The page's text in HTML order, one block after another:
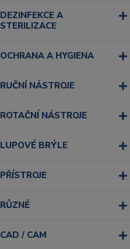
DEZINFEKCE A
STERILIZACE
OCHRANA A HYGIENA
RUČNÍ NÁSTROJE
ROTAČNÍ NÁSTROJE
LUPOVÉ BRÝLE
PŘÍSTROJE
RŮZNÉ
CAD / CAM